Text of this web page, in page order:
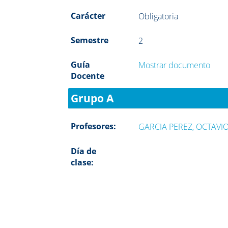
Carácter Obligatoria
Semestre 2
Guía
Docente
Mostrar documento
Grupo A
Profesores: GARCIA PEREZ,
Día de
clase: